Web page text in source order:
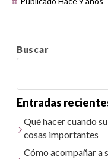
Buscar
Entradas
Qué hacer cuando
cosas importantes
Cómo acompañar a